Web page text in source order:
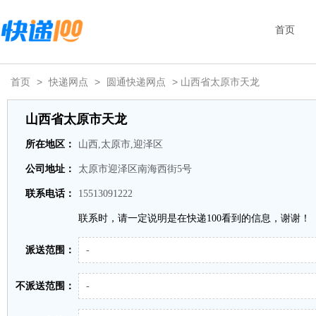
首页
首页 > 快递网点 > 圆通快递网点 > 山西省太原市天龙
山西省太原市天龙
所在地区： 山西,太原市,迎泽区
公司地址： 太原市迎泽区南海西街5号
联系电话： 15513091222
联系时，请一定说明是在快递100看到的信息，谢谢！
派送范围： -
不派送范围： -